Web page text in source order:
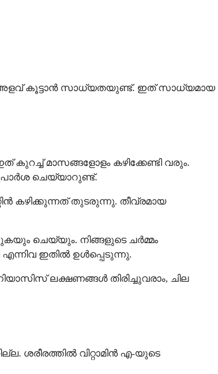
കൂട്ടാൻ സാധ്യതയുണ്ട്. ഇത് സാധ്യമായ
മാസങ്ങളോളം കഴിക്കേണ്ടി വരും.
ചെയ്യാറുണ്ട്.
കഴിക്കുന്നത് തുടരുന്നു. തീവ്രമായ
ചെയ്യും. നിങ്ങളുടെ ചർമ്മം
ഇതിൽ ഉൾപ്പെടുന്നു.
ലക്ഷണങ്ങൾ തിരിച്ചുവരാം, ചില
ശരീരത്തിൽ വിറ്റാമിൻ എ-യുടെ